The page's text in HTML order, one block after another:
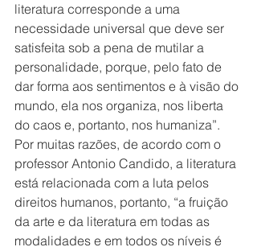
literatura corresponde a uma
necessidade universal que deve ser
satisfeita sob a pena de mutilar a
personalidade, porque, pelo fato de
dar forma aos sentimentos e à visão do
mundo, ela nos organiza, nos liberta
do caos e, portanto, nos humaniza”.
Por muitas razões, de acordo com o
professor Antonio Candido, a literatura
está relacionada com a luta pelos
direitos humanos, portanto, “a fruição
da arte e da literatura em todas as
modalidades e em todos os níveis é